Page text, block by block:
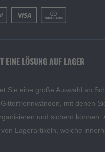
EINE LÖSUNG AUF LAGER
Sie eine große Auswahl an
mit denen
und sichern
Lagerartikeln, welche